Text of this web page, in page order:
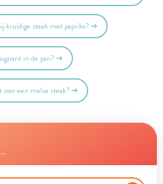
kruidige steak met paprika?
in de pan?
een malse steak?